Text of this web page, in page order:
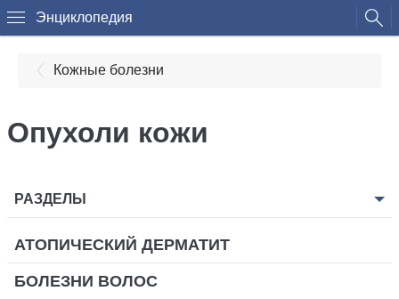
Энциклопедия
Кожные болезни
Опухоли кожи
РАЗДЕЛЫ
АТОПИЧЕСКИЙ ДЕРМАТИТ
БОЛЕЗНИ ВОЛОС